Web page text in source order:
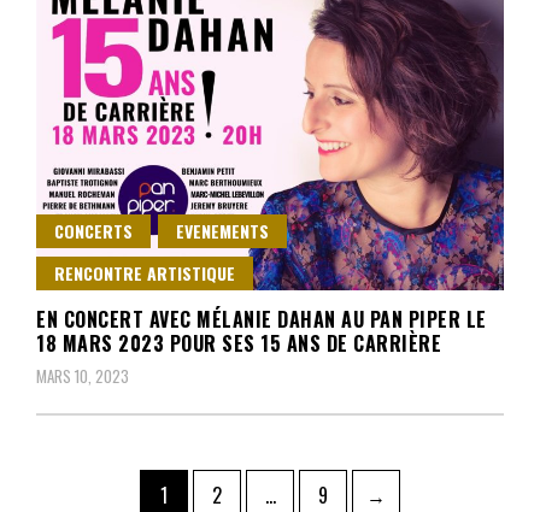
CONCERTS
EVENEMENTS
RENCONTRE ARTISTIQUE
EN CONCERT AVEC MÉLANIE DAHAN AU PAN PIPER LE
18 MARS 2023 POUR SES 15 ANS DE CARRIÈRE
MARS 10, 2023
Page
1 Page
2 … Page
9 →